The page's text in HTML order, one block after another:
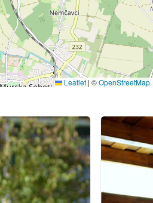
Leaflet | ©OpenStreetMap